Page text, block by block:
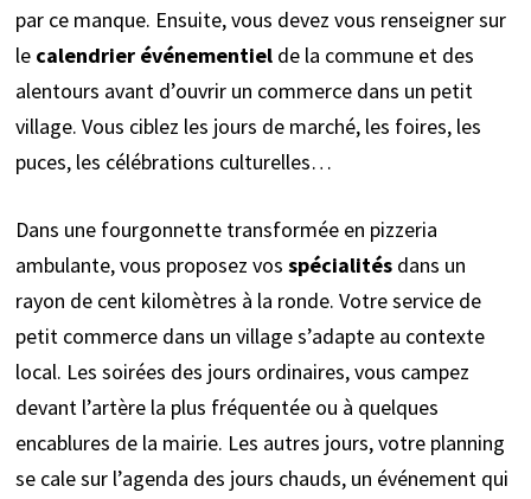
par ce manque. Ensuite, vous devez vous renseigner sur
le calendrier événementielde la commune et des
alentours avant d’ouvrir un commerce dans un petit
village. Vous ciblez les jours de marché, les foires, les
puces, les célébrations culturelles…
Dans une fourgonnette transformée en pizzeria
ambulante, vous proposez vos spécialités dans un
rayon de cent kilomètres à la ronde. Votre service de
petit commerce dans un village s’adapte au contexte
local. Les soirées des jours ordinaires, vous campez
devant l’artère la plus fréquentée ou à quelques
encablures de la mairie. Les autres jours, votre planning
se cale sur l’agenda des jours chauds, un événement qui